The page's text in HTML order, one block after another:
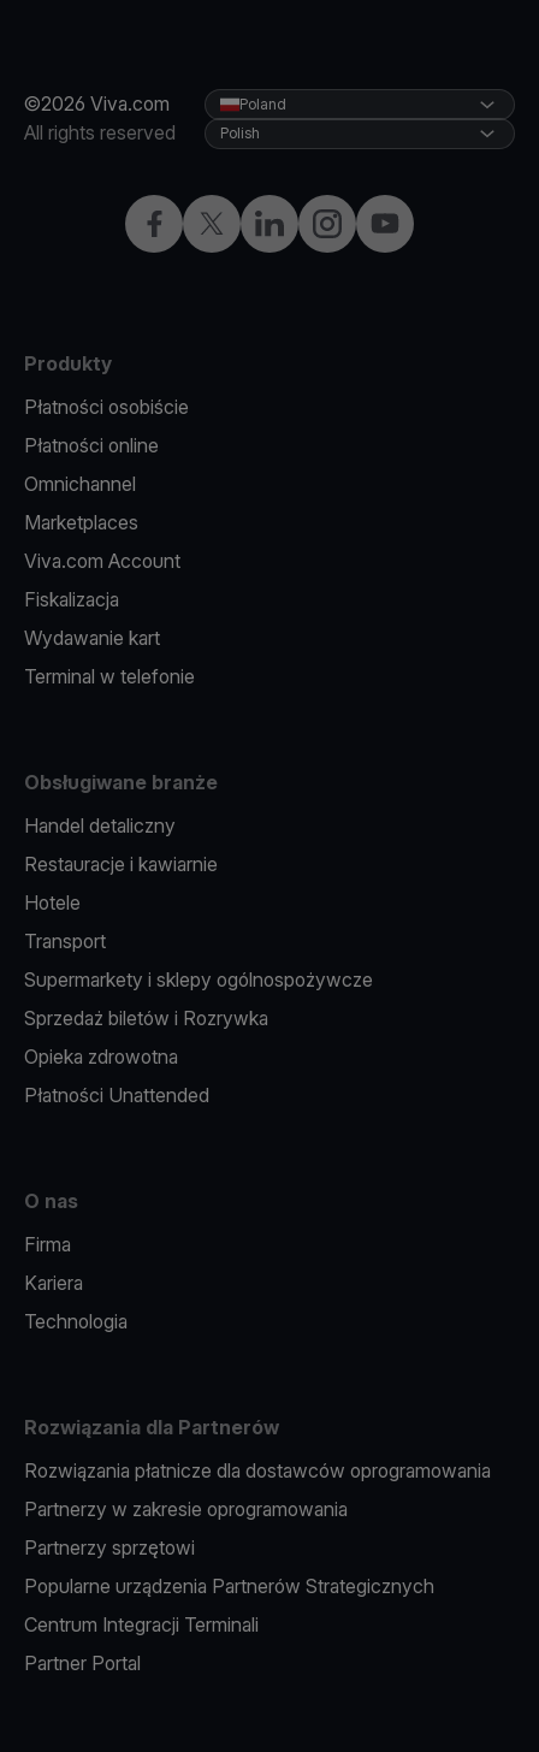
©2026 Viva.com
All rights reserved
Facebook
X LinkedInInstagramYouTube
Poland
Polish
Produkty
Płatności osobiście
Płatności online
Omnichannel
Marketplaces
Viva.com Account
Fiskalizacja
Wydawanie kart
Terminal w telefonie
Obsługiwane branże
Handel detaliczny
Restauracje i kawiarnie
Hotele
Transport
Supermarkety i sklepy ogólnospożywcze
Sprzedaż biletów i Rozrywka
Opieka zdrowotna
Płatności Unattended
O nas
Firma
Kariera
Technologia
Rozwiązania dla Partnerów
Rozwiązania płatnicze dla dostawców oprogramowania
Partnerzy w zakresie oprogramowania
Partnerzy sprzętowi
Popularne urządzenia Partnerów Strategicznych
Centrum Integracji Terminali
Partner Portal